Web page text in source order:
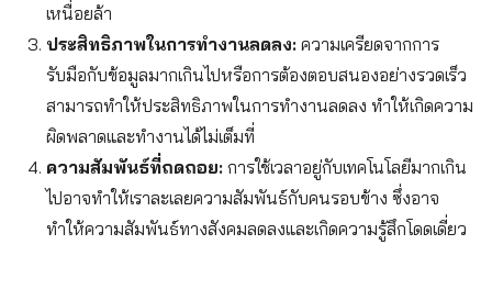
เหนื่อยล้า
ประสิทธิภาพในการทำงานลดลง:ความเครียดจากการ
รับมือกับข้อมูลมากเกินไปหรือการต้องตอบสนองอย่างรวดเร็ว
สามารถทำให้ประสิทธิภาพในการทำงานลดลง ทำให้เกิดความ
ผิดพลาดและทำงานได้ไม่เต็มที่
ความสัมพันธ์ที่ถดถอย:การใช้เวลาอยู่กับเทคโนโลยีมากเกิน
ไปอาจทำให้เราละเลยความสัมพันธ์กับคนรอบข้าง ซึ่งอาจ
ทำให้ความสัมพันธ์ทางสังคมลดลงและเกิดความรู้สึกโดดเดี่ยว